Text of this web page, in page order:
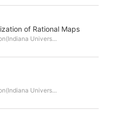
of Rational Maps
Univers...
Univers...